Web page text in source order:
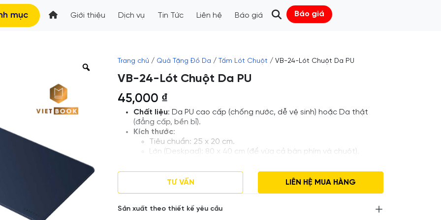
mục Giới thiệu Dịch vụ Tin Tức Liên hệ Báo giá Báo giá
Trang chủ / Quà Tặng Đồ Da / Tấm Lót Chuột / VB-24-Lót Chuột Da PU
VB-24-Lót Chuột Da PU
45,000 ₫
Chất liệu: Da PU cao cấp (chống nước, dễ vệ sinh) hoặc Da thật
(đẳng cấp, bền bỉ).
Kích thước:
Tiêu chuẩn: 25 x 20 cm.
Lớn (Deskpad): 80 x 40 cm (để vừa cả bàn phím và chuột).
Loại: Lót Chuột Da
Thiết kế và in logo theo yêu cầu
Giá tham khảo , Số lượng đặt hàng tối thiểu 50 miếng
TƯ VẤN LIÊN HỆ MUA HÀNG
Sản xuất theo thiết kế yêu cầu